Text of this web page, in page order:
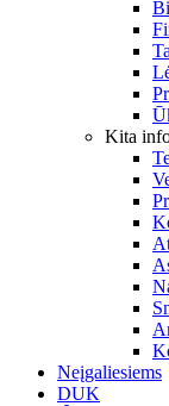
Kita
Neįgaliesiems
DUK